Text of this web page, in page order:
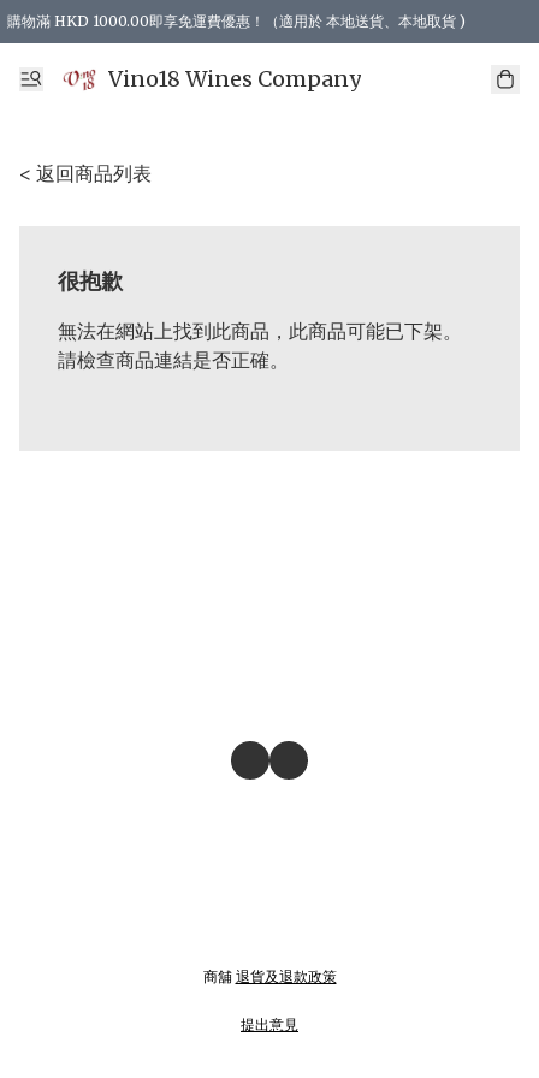
購物滿 HKD 1000.00即享免運費優惠！（適用於 本地送貨、本地取貨 )
Vino18 Wines Company
< 返回商品列表
很抱歉
無法在網站上找到此商品，此商品可能已下架。
請檢查商品連結是否正確。
商舖 退貨及退款政策
提出意見